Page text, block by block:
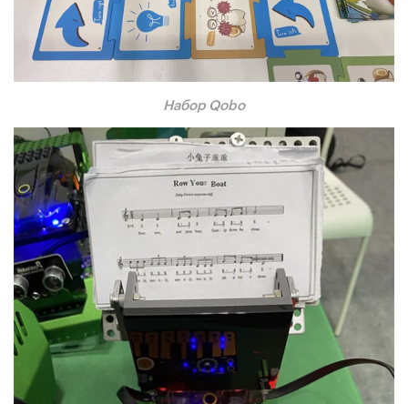
Набор Qobo